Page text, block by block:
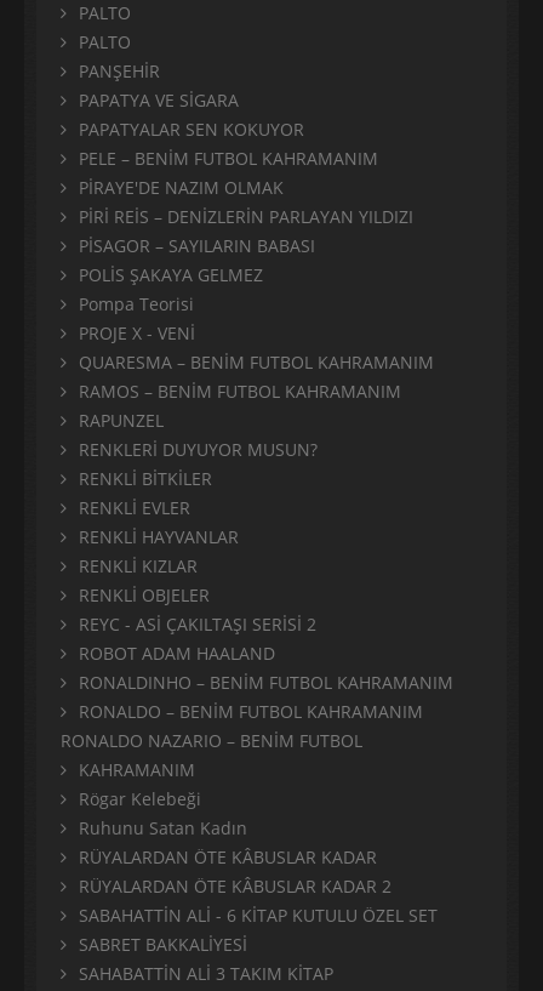
PALTO
PALTO
PANŞEHİR
PAPATYA VE SİGARA
PAPATYALAR SEN KOKUYOR
PELE – BENİM FUTBOL KAHRAMANIM
PİRAYE'DE NAZIM OLMAK
PİRİ REİS – DENİZLERİN PARLAYAN YILDIZI
PİSAGOR – SAYILARIN BABASI
POLİS ŞAKAYA GELMEZ
Pompa Teorisi
PROJE X - VENİ
QUARESMA – BENİM FUTBOL KAHRAMANIM
RAMOS – BENİM FUTBOL KAHRAMANIM
RAPUNZEL
RENKLERİ DUYUYOR MUSUN?
RENKLİ BİTKİLER
RENKLİ EVLER
RENKLİ HAYVANLAR
RENKLİ KIZLAR
RENKLİ OBJELER
REYC - ASİ ÇAKILTAŞI SERİSİ 2
ROBOT ADAM HAALAND
RONALDINHO – BENİM FUTBOL KAHRAMANIM
RONALDO – BENİM FUTBOL KAHRAMANIM
RONALDO NAZARIO – BENİM FUTBOL
KAHRAMANIM
Rögar Kelebeği
Ruhunu Satan Kadın
RÜYALARDAN ÖTE KÂBUSLAR KADAR
RÜYALARDAN ÖTE KÂBUSLAR KADAR 2
SABAHATTİN ALİ - 6 KİTAP KUTULU ÖZEL SET
SABRET BAKKALİYESİ
SAHABATTİN ALİ 3 TAKIM KİTAP